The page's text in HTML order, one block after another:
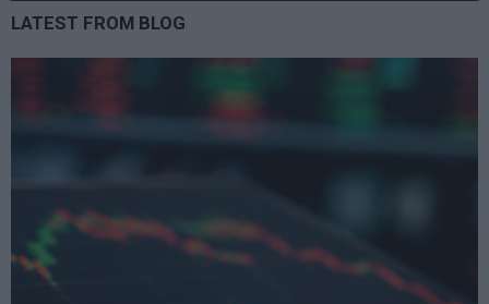
LATEST FROM BLOG